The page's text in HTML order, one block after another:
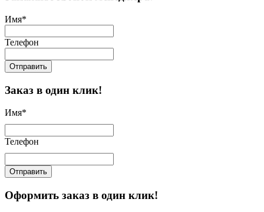
Имя*
Телефон
Отправить
Заказ в один клик!
Имя*
Телефон
Отправить
Оформить заказ в один клик!